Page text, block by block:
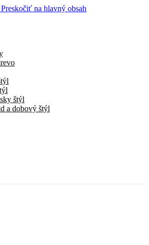
Preskočiť na hlavný obsah
štýl
a dobový štýl